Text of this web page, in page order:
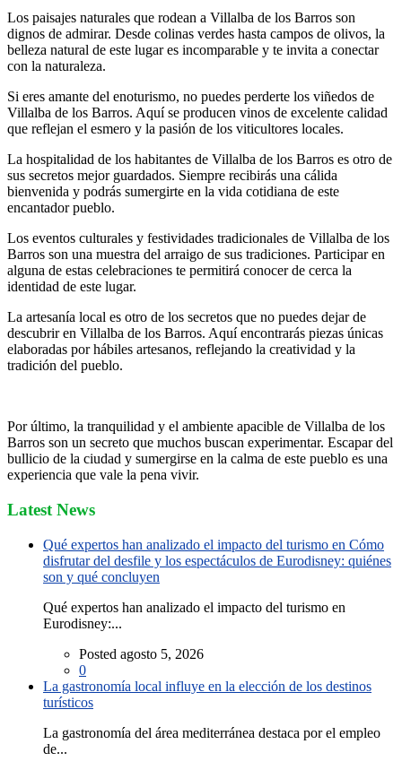
Los paisajes naturales que rodean a Villalba de los Barros son
dignos de admirar. Desde colinas verdes hasta campos de olivos, la
belleza natural de este lugar es incomparable y te invita a conectar
con la naturaleza.
Si eres amante del enoturismo, no puedes perderte los viñedos de
Villalba de los Barros. Aquí se producen vinos de excelente calidad
que reflejan el esmero y la pasión de los viticultores locales.
La hospitalidad de los habitantes de Villalba de los Barros es otro de
sus secretos mejor guardados. Siempre recibirás una cálida
bienvenida y podrás sumergirte en la vida cotidiana de este
encantador pueblo.
Los eventos culturales y festividades tradicionales de Villalba de los
Barros son una muestra del arraigo de sus tradiciones. Participar en
alguna de estas celebraciones te permitirá conocer de cerca la
identidad de este lugar.
La artesanía local es otro de los secretos que no puedes dejar de
descubrir en Villalba de los Barros. Aquí encontrarás piezas únicas
elaboradas por hábiles artesanos, reflejando la creatividad y la
tradición del pueblo.
Por último, la tranquilidad y el ambiente apacible de Villalba de los
Barros son un secreto que muchos buscan experimentar. Escapar del
bullicio de la ciudad y sumergirse en la calma de este pueblo es una
experiencia que vale la pena vivir.
Latest News
Qué expertos han analizado el impacto del turismo en Cómo
disfrutar del desfile y los espectáculos de Eurodisney: quiénes
son y qué concluyen
Qué expertos han analizado el impacto del turismo en
Eurodisney:...
Posted agosto 5, 2026
0
La gastronomía local influye en la elección de los destinos
turísticos
La gastronomía del área mediterránea destaca por el empleo
de...